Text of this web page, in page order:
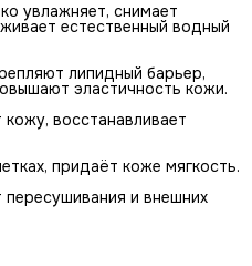
увлажняет, снимает
естественный водный
липидный барьер,
эластичность кожи.
восстанавливает
придаёт коже мягкость.
и внешних